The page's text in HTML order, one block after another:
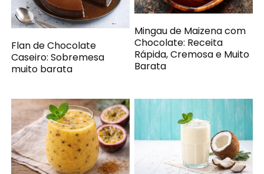
Flan de Chocolate
Caseiro: Sobremesa
muito barata
Mingau de Maizena com
Chocolate: Receita
Rápida, Cremosa e Muito
Barata